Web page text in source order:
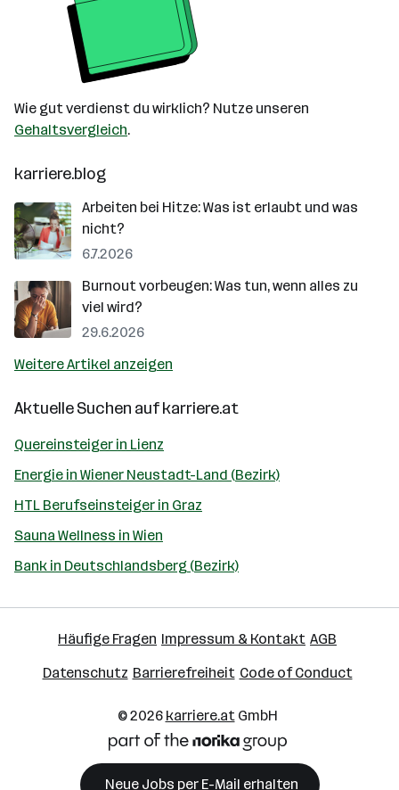
Wie gut verdienst du wirklich? Nutze unseren
Gehaltsvergleich.
karriere.blog
Arbeiten bei Hitze: Was ist erlaubt und was
nicht?
6.7.2026
Burnout vorbeugen: Was tun, wenn alles zu
viel wird?
29.6.2026
Weitere Artikel anzeigen
Aktuelle Suchen aufkarriere.at
Quereinsteiger in Lienz
Energie in Wiener Neustadt-Land (Bezirk)
HTL Berufseinsteiger in Graz
Sauna Wellness in Wien
Bank in Deutschlandsberg (Bezirk)
Häufige Fragen Impressum & Kontakt AGB
Datenschutz Barrierefreiheit Code of Conduct
© 2026 karriere.atGmbH
Neue Jobs per E-Mail erhalten